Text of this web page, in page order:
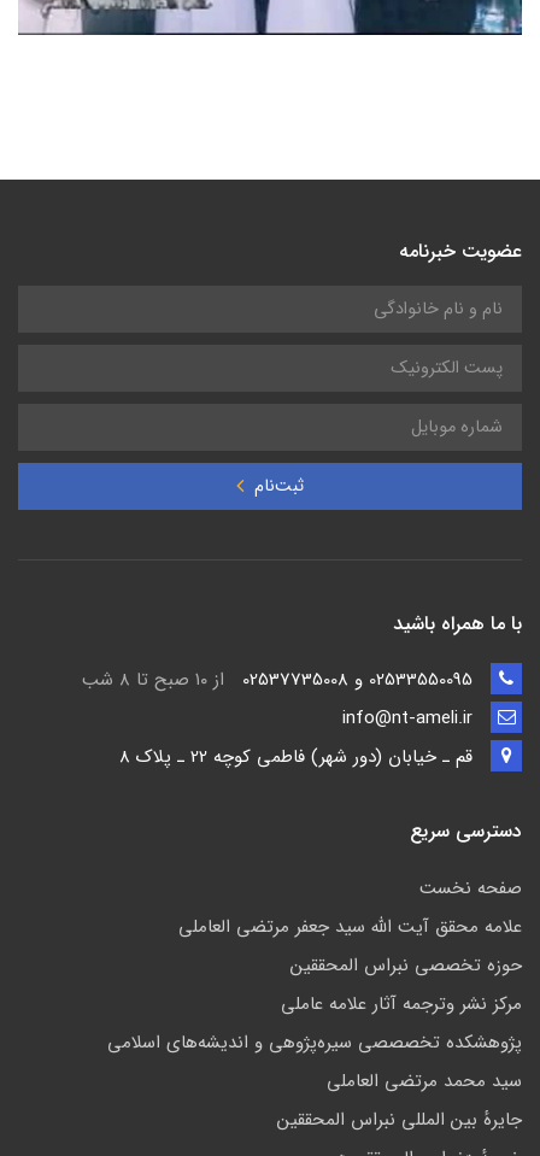
عضویت خبرنامه
ثبت‌نام
با ما همراه باشید
از ۱۰ صبح تا ۸ شب
قم ـ خيابان (دور شهر) فاطمي كوچه 22 ـ پلاک 8
دسترسی سریع
صفحه نخست
علامه محقق آیت الله سید جعفر مرتضی العاملی
حوزه تخصصی نبراس المحققین
مركز نشر وترجمه آثار علامه عاملی
پژوهشكده تخصصصى سیره‌پژوهی و اندیشه‌های اسلامی
سید محمد مرتضی العاملی
جايرهٔ بین المللی نبراس المحققین